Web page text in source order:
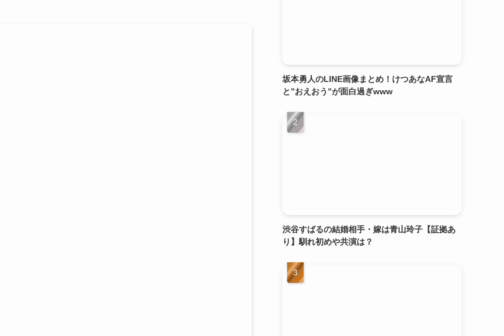
坂本勇人のLINE画像まとめ！けつあなAF宣言
と”おえおう”が面白過ぎwww
渋谷すばるの結婚相手・嫁は青山玲子【証拠あ
り】馴れ初めや共演は？